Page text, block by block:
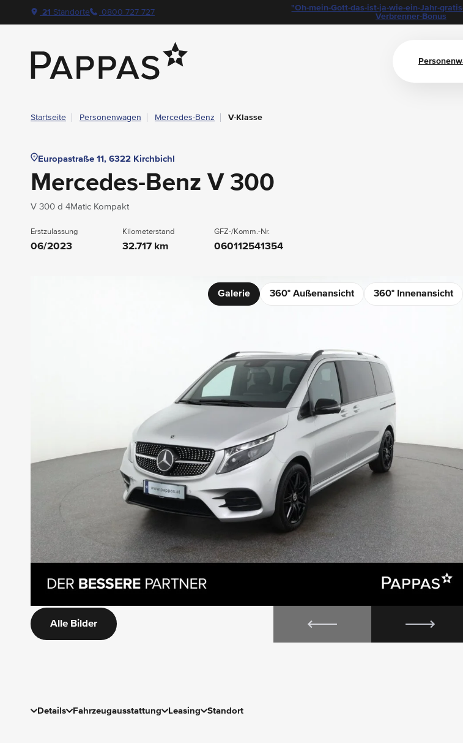
Navigation überspringen
Zum Hauptcontent
Zur Hauptnavigation springen
layout.table-of-content
Technische Daten
Fahrzeugausstattung
Beispielangebot
Standort & Ansprechpartner
Das könnte Sie auch interessieren
Angebote & Aktionen bei Pappas
21 Standorte 0800 727 727
"Oh-mein-Gott-das-ist-ja-wie-ein-Jahr-
Verbrenner-Bonus
Startseite Personenwagen Mercedes-Benz V-Klasse
Europastraße 11, 6322 Kirchbichl
Mercedes-Benz V 300
V 300 d 4Matic Kompakt
Erstzulassung
06/2023
Kilometerstand
32.717 km
GFZ-/Komm.-Nr.
060112541354
Galerie 360° Außenansicht 360° Innenansicht
Alle Bilder
Details Fahrzeugausstattung Leasing Standort